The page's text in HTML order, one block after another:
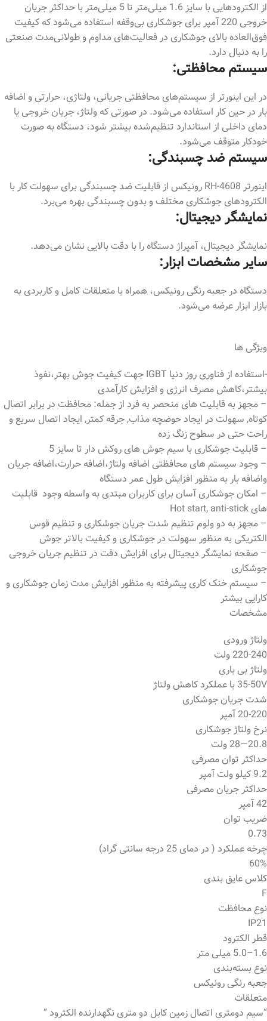
از الکترودهایی با سایز 1.6 میلی‌متر تا 5 میلی‌متر با حداکثر جریان
خروجی 220 آمپر برای جوشکاری بی‌وقفه استفاده می‌شود که کیفیت
فوق‌العاده بالای جوشکاری در فعالیت‌های مداوم و طولانی‌مدت صنعتی
را به دنبال دارد.
سیستم محافظتی:
در این اینورتر از سیستم‌های محافظتی جریانی، ولتاژی، حرارتی و اضافه
بار در حین کار استفاده می‌شود. در صورتی که ولتاژ، جریان خروجی یا
دمای داخلی از استاندارد تنظیم‌شده بیشتر شود، دستگاه به صورت
خودکار متوقف می‌شود.
سیستم ضد چسبندگی:
اینورتر RH-4608 رونیکس از قابلیت ضد چسبندگی برای سهولت کار با
الکترودهای جوشکاری مختلف و بدون چسبندگی بهره می‌برد.
نمایشگر دیجیتال:
نمایشگر دیجیتال، آمپراژ دستگاه را با دقت بالایی نشان می‌دهد.
سایر مشخصات ابزار:
دستگاه در جعبه رنگی رونیکس، همراه با متعلقات کامل و کاربردی به
بازار ابزار عرضه می‌شود.
ویژگی ها
-استفاده از فناوری روز دنیا IGBT جهت کیفیت جوش بهتر،نفوذ
بیشتر،کاهش مصرف انرژی و افزایش کارآمدی
– مجهز به قابلیت های منحصر به فرد از جمله: محافظت در برابر اتصال
کوتاه, سهولت در ایجاد حوضچه مذاب, جرقه کمتر, ایجاد اتصال سریع و
راحت حتی در سطوح زنگ زده
– قابلیت جوشکاری با سیم جوش های روکش دار تا سایز 5
– وجود سیستم های محافظتی اضافه ولتاژ،اضافه حرارت،اضافه جریان
واضافه بار به منظور افزایش طول عمر دستگاه
– امکان جوشکاری آسان برای کاربران مبتدی به واسطه وجود قابلیت
های Hot start, anti-stick
– مجهز به دو ولوم تنظیم شدت جریان جوشکاری و تنظیم قوس
الکتریکی به منظور سهولت در جوشکاری و کیفیت بالاتر جوش
– صفحه نمایشگر دیجیتال برای افزایش دقت در تنظیم جریان خروجی
جوشکاری
– سیستم خنک کاری پیشرفته به منظور افزایش مدت زمان جوشکاری و
کارایی بیشتر
مشخصات
ولتاژ ورودی
220-240 ولت
ولتاژ بی باری
35-50V با عملکرد کاهش ولتاژ
شدت جریان جوشکاری
20-220 آمپر
نرخ ولتاژ جوشکاری
20.8—28 ولت
حداکثر توان مصرفی
9.2 کیلو ولت آمپر
حداکثر جریان مصرفی
42 آمپر
ضریب توان
0.73
چرخه عملکرد ( در دمای 25 درجه سانتی گراد)
60%
کلاس عایق بندی
F
نوع محافظت
IP21
قطر الکترود
1.6–5.0 میلی متر
نوع بسته‌بندی
جعبه رنگی رونیکس
متعلقات
“سیم دومتری اتصال زمین کابل دو متری نگهدارنده الکترود “